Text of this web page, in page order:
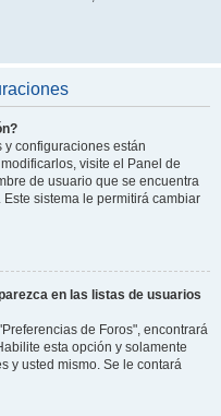
y configuraciones están
visite el Panel de
de usuario que se encuentra
sistema le permitirá cambiar
en las listas de usuarios
de Foros", encontrará
esta opción y solamente
y usted mismo. Se le contará